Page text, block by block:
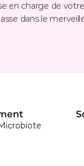
en charge de
dans le